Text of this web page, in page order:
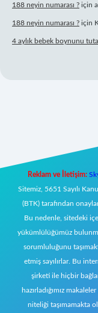
188 neyin numarası ? için
188 neyin numarası ? için
4 aylık bebek boynunu
Reklam ve İletişim:
Sitemiz, 5651 Sayılı
(BTK) tarafından
Bu nedenle, sitedeki
yükümlülüğümüz
sorumluluğunu
etmiş sayılırlar. Bu
şirketi ile hiçbir
hazırladığımız
niteliği taşımamakta